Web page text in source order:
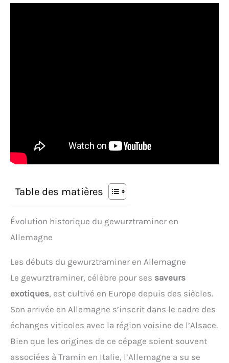
Table des matières
Évolution historique du gewurztraminer en
Allemagne
Les débuts du gewurztraminer en Allemagne
Le gewurztraminer, célèbre pour ses saveurs
exotiques, est cultivé en Europe depuis des siècles.
Son arrivée en Allemagne s’inscrit dans le cadre des
échanges viticoles avec la région voisine de l’Alsace.
Bien que les origines de ce cépage soient souvent
associées à Tramin en Italie, l’Allemagne a su se